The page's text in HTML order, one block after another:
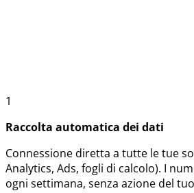
1
Raccolta automatica dei dati
Connessione diretta a tutte le tue
Analytics, Ads, fogli di calcolo). I
ogni settimana, senza azione del